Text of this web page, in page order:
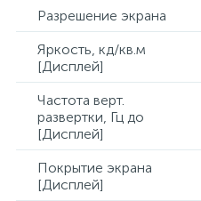
Разрешение экрана
Яркость, кд/кв.м
[Дисплей]
Частота верт.
развертки, Гц до
[Дисплей]
Покрытие экрана
[Дисплей]